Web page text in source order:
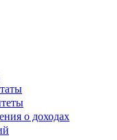
о доходах